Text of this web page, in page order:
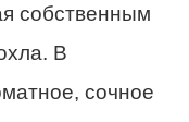
собственным
В
сочное